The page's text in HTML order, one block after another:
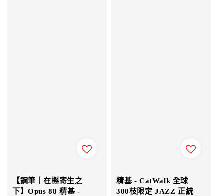
【鋼筆｜在槲寄生之
下】Opus 88 精基 -
精基 - CatWalk 全球
300枝限定 JAZZ 正統